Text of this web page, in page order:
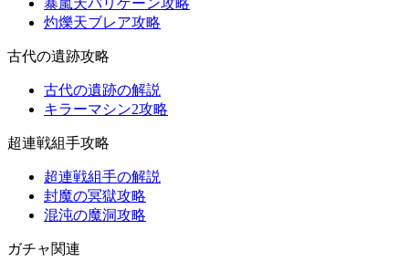
暴嵐天バリゲーン攻略
灼爍天ブレア攻略
古代の遺跡攻略
古代の遺跡の解説
キラーマシン2攻略
超連戦組手攻略
超連戦組手の解説
封魔の冥獄攻略
混沌の魔洞攻略
ガチャ関連